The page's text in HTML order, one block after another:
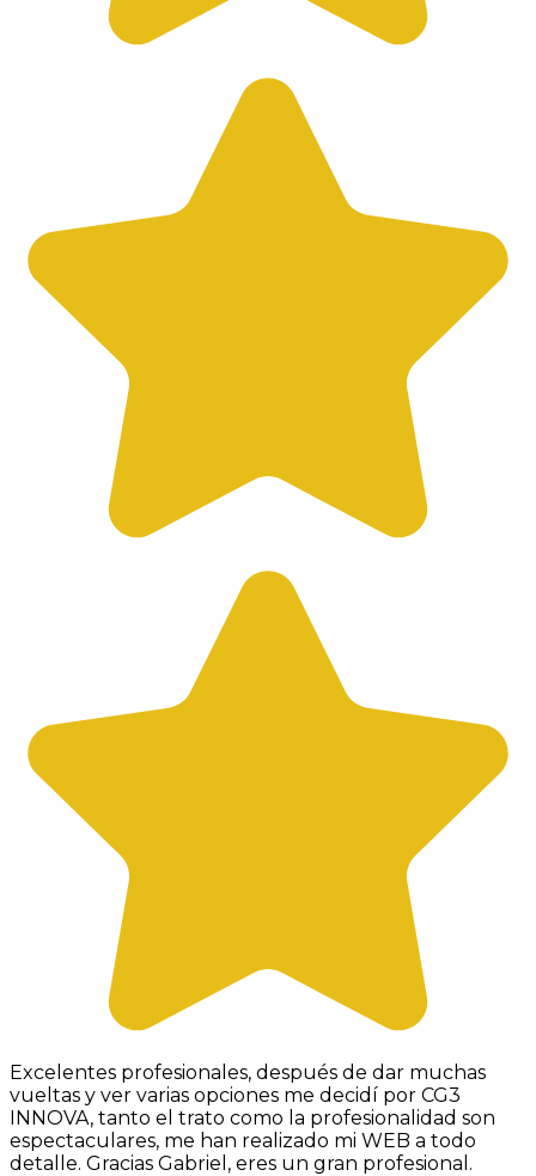
Excelentes profesionales, después de dar muchas
vueltas y ver varias opciones me decidí por CG3
INNOVA, tanto el trato como la profesionalidad son
espectaculares, me han realizado mi WEB a todo
detalle. Gracias Gabriel, eres un gran profesional.